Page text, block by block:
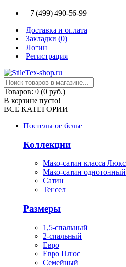
+7 (499) 490-56-99
Доставка и оплата
Закладки (0)
Логин
Регистрация
Товаров: 0 (0 руб.)
В корзине пусто!
ВСЕ КАТЕГОРИИ
Постельное белье
Коллекции
Мако-сатин класса Люкс
Мако-сатин однотонный
Сатин
Тенсел
Размеры
1,5-спальный
2-спальный
Евро
Евро Плюс
Семейный